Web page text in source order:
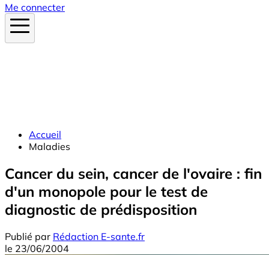
Me connecter
Accueil
Maladies
Cancer du sein, cancer de l'ovaire : fin
d'un monopole pour le test de
diagnostic de prédisposition
Publié par Rédaction E-sante.fr
le 23/06/2004